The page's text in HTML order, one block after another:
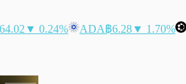
▼ 0.24% ADA฿6.28▼ 1.70%